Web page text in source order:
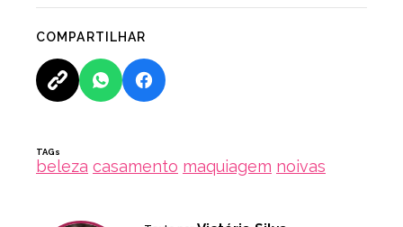
COMPARTILHAR
TAGs
beleza casamento maquiagem noivas